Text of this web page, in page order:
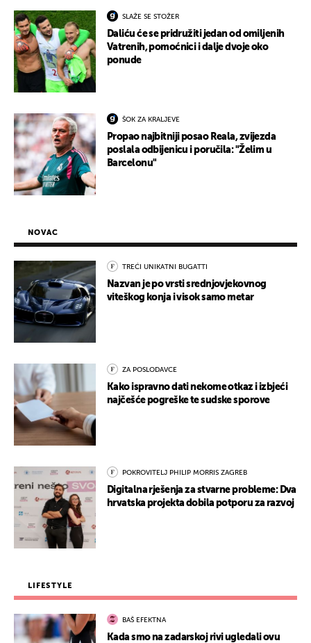
SLAŽE SE STOŽER
Daliću će se pridružiti jedan od omiljenih
Vatrenih, pomoćnici i dalje dvoje oko
ponude
ŠOK ZA KRALJEVE
Propao najbitniji posao Reala, zvijezda
poslala odbijenicu i poručila: "Želim u
Barcelonu"
NOVAC
TREĆI UNIKATNI BUGATTI
Nazvan je po vrsti srednjovjekovnog
viteškog konja i visok samo metar
ZA POSLODAVCE
Kako ispravno dati nekome otkaz i izbjeći
najčešće pogreške te sudske sporove
POKROVITELJ PHILIP MORRIS ZAGREB
Digitalna rješenja za stvarne probleme: Dva
hrvatska projekta dobila potporu za razvoj
LIFESTYLE
BAŠ EFEKTNA
Kada smo na zadarskoj rivi ugledali ovu